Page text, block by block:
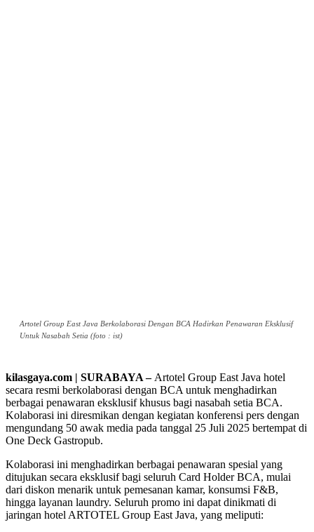
Artotel Group East Java Berkolaborasi Dengan BCA Hadirkan Penawaran Eksklusif
Untuk Nasabah Setia (foto : ist)
kilasgaya.com | SURABAYA – Artotel Group East Java hotel
secara resmi berkolaborasi dengan BCA untuk menghadirkan
berbagai penawaran eksklusif khusus bagi nasabah setia BCA.
Kolaborasi ini diresmikan dengan kegiatan konferensi pers dengan
mengundang 50 awak media pada tanggal 25 Juli 2025 bertempat di
One Deck Gastropub.
Kolaborasi ini menghadirkan berbagai penawaran spesial yang
ditujukan secara eksklusif bagi seluruh Card Holder BCA, mulai
dari diskon menarik untuk pemesanan kamar, konsumsi F&B,
hingga layanan laundry. Seluruh promo ini dapat dinikmati di
jaringan hotel ARTOTEL Group East Java, yang meliputi: